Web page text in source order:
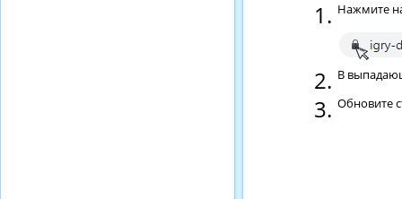
Нажмите
В
Обновите